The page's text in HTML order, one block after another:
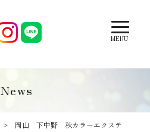
MENU
News
岡山 下中野 秋カラーエクステ